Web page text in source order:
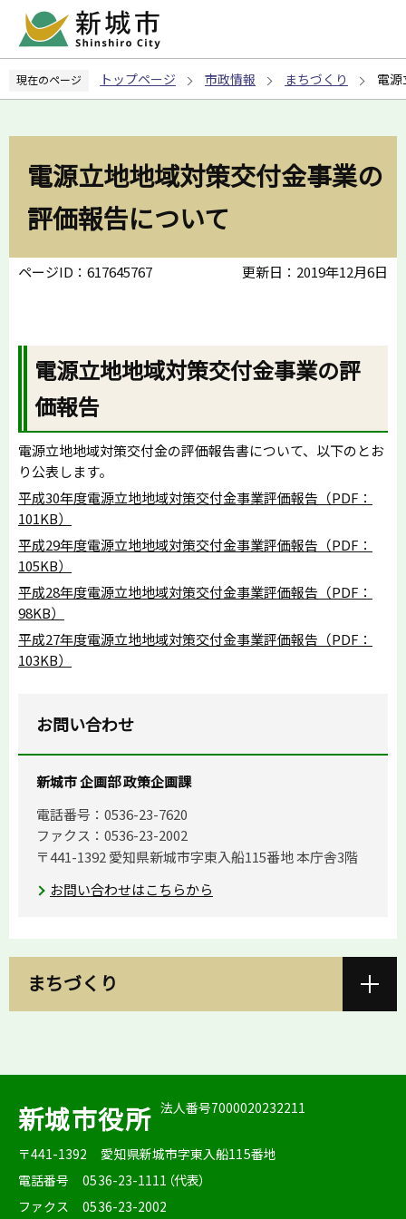
ペ
の
現在のページ トップページ 市政情報 まちづくり 電
電源立地地域対策交付金事業の
評価報告について
ページID：617645767 更新日：2019年12月6日
電源立地地域対策交付金事業の評
価報告
電源立地地域対策交付金の評価報告書について、以下のとお
り公表します。
平成30年度電源立地地域対策交付金事業評価報告（PDF：
101KB）
平成29年度電源立地地域対策交付金事業評価報告（PDF：
105KB）
平成28年度電源立地地域対策交付金事業評価報告（PDF：
98KB）
平成27年度電源立地地域対策交付金事業評価報告（PDF：
103KB）
お問い合わせ
新城市 企画部 政策企画課
電話番号：0536-23-7620
ファクス：0536-23-2002
〒441-1392 愛知県新城市字東入船115番地 本庁舎3階
お問い合わせはこちらから
まちづくり
新城市役所 法人番号7000020232211
〒441-1392
愛知県新城市字東入船115番地
電話番号
0536-23-1111（代表）
ファクス
0536-23-2002